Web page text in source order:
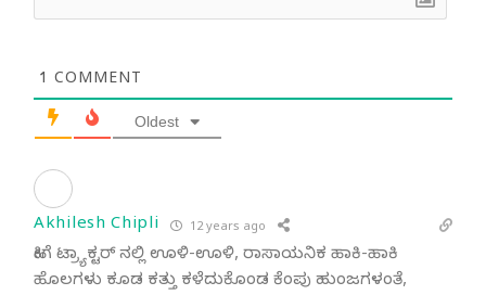
1 COMMENT
Oldest
Akhilesh Chipli 12 years ago
ಹೀಗೆ ಟ್ರ್ಯಾಕ್ಟರ್ ನಲ್ಲಿ ಊಳಿ-ಊಳಿ, ರಾಸಾಯನಿಕ ಹಾಕಿ-ಹಾಕಿ
ಹೊಲಗಳು ಕೂಡ ಕತ್ತು ಕಳೆದುಕೊಂಡ ಕೆಂಪು ಹುಂಜಗಳಂತೆ,